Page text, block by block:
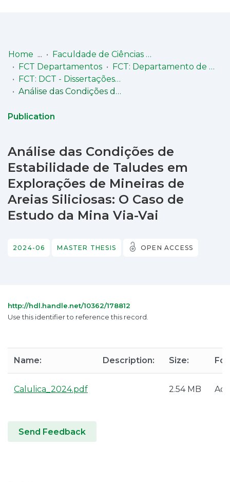
Communities
& Collections
Statistics
Home
Faculdade de Ciências e Tecnologia (FCT)
FCT Departamentos
FCT: Departamento de Ciências da Terra
FCT: DCT - Dissertações de Mestrado
Análise das Condições de Estabilidade de Taludes em Explorações de Mineiras de Areias Siliciosas: O Caso de Estudo da Mina Via-Vai
Publication
Análise das Condições de
Estabilidade de Taludes em
Explorações de Mineiras de
Areias Siliciosas: O Caso de
Estudo da Mina Via-Vai
2024-06 MASTER THESIS OPEN ACCESS
http://hdl.handle.net/10362/178812
Use this identifier to reference this record.
Name: Description: Size:
Calulica_2024.pdf 2.54 MB
Send Feedback